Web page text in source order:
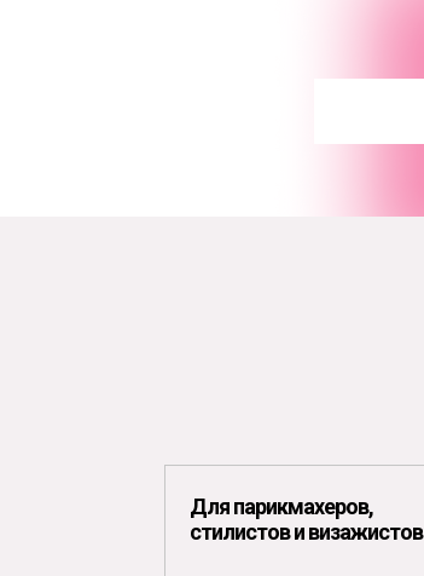
Для парикмахеров,
стилистов и визажистов